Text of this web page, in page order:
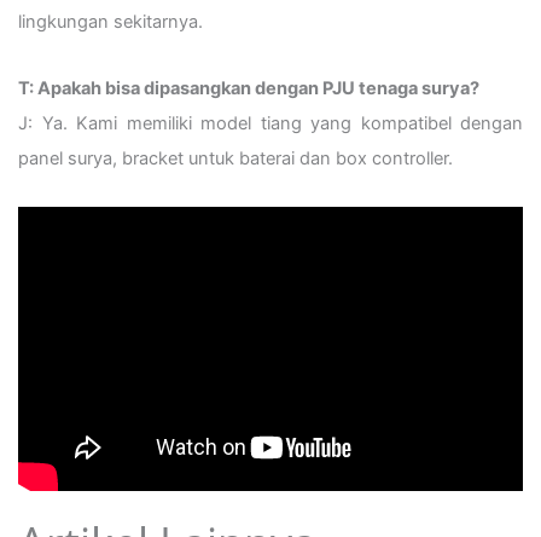
lingkungan sekitarnya.
T: Apakah bisa dipasangkan dengan PJU tenaga surya?
J: Ya. Kami memiliki model tiang yang kompatibel dengan
panel surya, bracket untuk baterai dan box controller.